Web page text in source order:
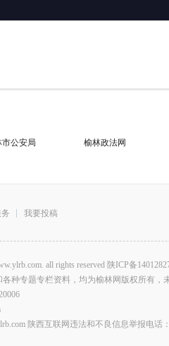
市公安局 榆林政法网
我要投稿
all rights reserved 陕ICP备
种专题专栏资料，均为榆林网版权所有，
陕西互联网违法和不良信息举报电话